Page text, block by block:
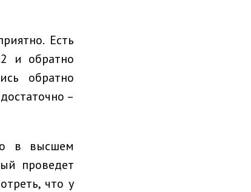
Есть
и обратно
обратно
–
в высшем
проведет
что у